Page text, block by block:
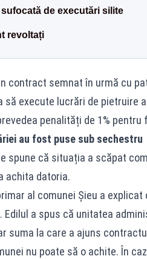
de executări silite
revoltați
contract semnat în urmă cu
să execute lucrări de pietruire
penalități de 1% pentru
au fost puse sub sechestru
spune că situația a scăpat
achita datoria.
al comunei Șieu a
Edilul a spus că unitatea
suma la care a ajuns
nu poate să o achite. În